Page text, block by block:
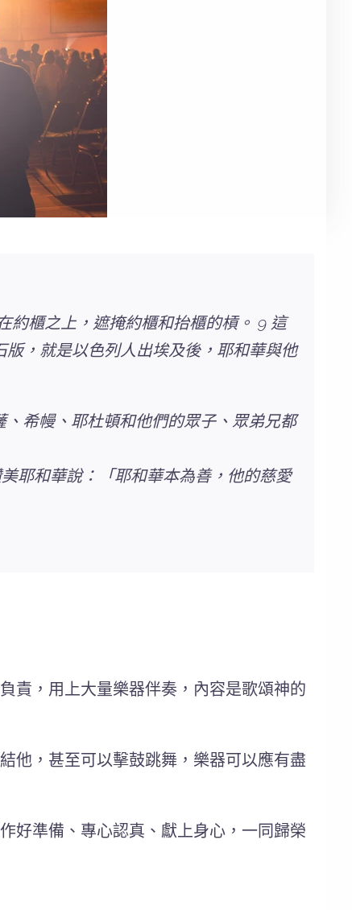
約櫃之上，遮掩約櫃和抬櫃的槓。 9 這
，就是以色列人出埃及後，耶和華與他
希幔、耶杜頓和他們的眾子、眾弟兄都
耶和華說：「耶和華本為善，他的慈愛
責，用上大量樂器伴奏，內容是歌頌神的
他，甚至可以擊鼓跳舞，樂器可以應有盡
好準備、專心認真、獻上身心，一同歸榮